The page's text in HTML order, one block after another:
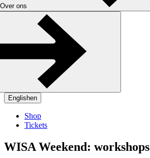
Over ons
Englishen
Shop
Tickets
WISA Weekend: workshops